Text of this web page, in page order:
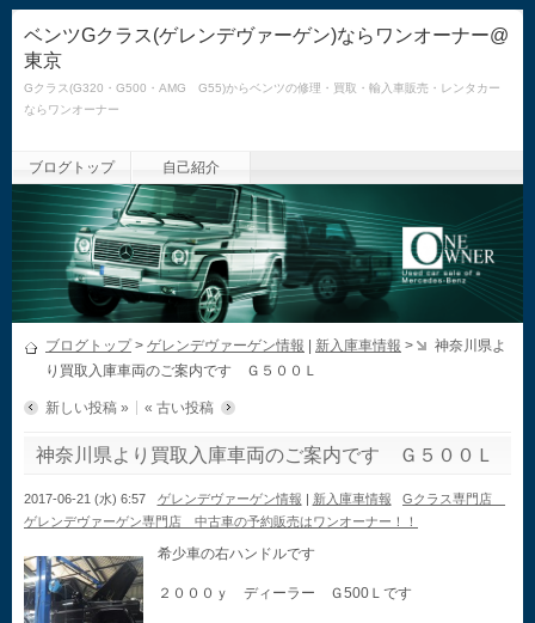
ベンツGクラス(ゲレンデヴァーゲン)ならワンオーナー@
東京
Gクラス(G320・G500・AMG G55)からベンツの修理・買取・輸入車販売・レンタカー
ならワンオーナー
ブログトップ 自己紹介
ブログトップ> ゲレンデヴァーゲン情報 新入庫車情報 >
神奈川県よ
り買取入庫車両のご案内です Ｇ５００Ｌ
新しい投稿 » « 古い投稿
神奈川県より買取入庫車両のご案内です Ｇ５００Ｌ
2017-06-21 (水) 6:57 ゲレンデヴァーゲン情報 | 新入庫車情報
Gクラス専門店
ゲレンデヴァーゲン専門店 中古車の予約販売はワンオーナー！！
希少車の右ハンドルです
２０００ｙ ディーラー Ｇ500Ｌです